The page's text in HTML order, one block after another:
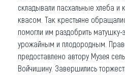
складывали пасхальные хлеба и
квасом. Так крестьяне
помогли им раздобрить матушку-
урожайным и плодородным.
предоставлено автору Музея
Войчишину. Завершились